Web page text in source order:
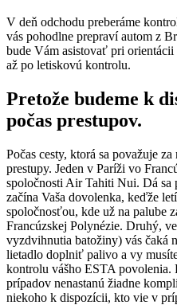
V deň odchodu preberáme
vás pohodlne prepraví autom z
bude Vám asistovať pri
až po letiskovú kontrolu.
Pretože budeme k
počas prestupov.
Počas cesty, ktorá sa považuje
prestupy. Jeden v Paríži vo
spoločnosti Air Tahiti Nui. Dá sa
začína Vaša dovolenka, keďže
spoločnosťou, kde už na palube
Francúzskej Polynézie. Druhý,
vyzdvihnutia batožiny) vás čaká
lietadlo doplniť palivo a vy
kontrolu vášho ESTA povolenia.
prípadov nenastanú žiadne
niekoho k dispozícii, kto vie v